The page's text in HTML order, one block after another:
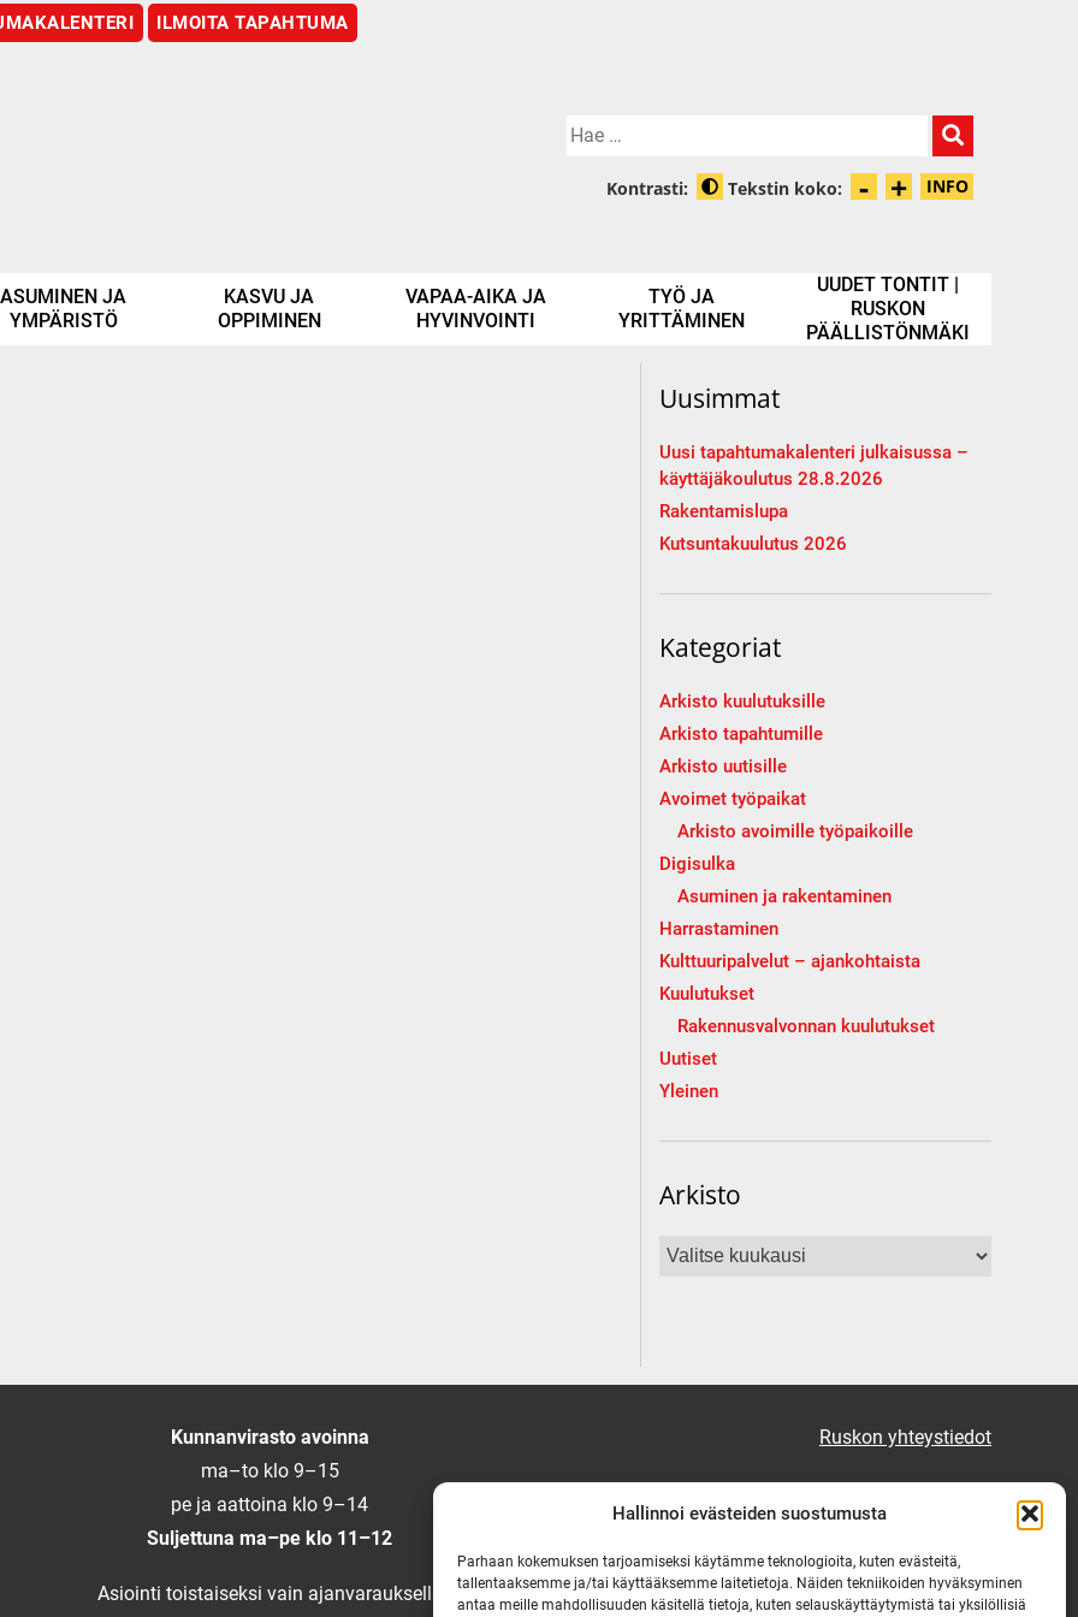
Hallinnoi evästeiden suostumusta
Parhaan kokemuksen tarjoamiseksi käytämme teknologioita, kuten evästeitä,
tallentaaksemme ja/tai käyttääksemme laitetietoja. Näiden tekniikoiden hyväksyminen
antaa meille mahdollisuuden käsitellä tietoja, kuten selauskäyttäytymistä tai yksilöllisiä
ILMOITA TAPAHTUMA
Hae:
Kontrasti: Muuta kontrastia
Tekstin koko: -Pienennä
+Suurenna
INFO
ASUMINEN JA
YMPÄRISTÖ
KASVU JA
OPPIMINEN
VAPAA-AIKA JA
HYVINVOINTI
TYÖ JA
YRITTÄMINEN
UUDET TONTIT |
RUSKON
PÄÄLLISTÖNMÄKI
Uusimmat
Uusi tapahtumakalenteri julkaisussa –
käyttäjäkoulutus 28.8.2026
Rakentamislupa
Kutsuntakuulutus 2026
Kategoriat
Arkisto kuulutuksille
Arkisto tapahtumille
Arkisto uutisille
Avoimet työpaikat
Arkisto avoimille työpaikoille
Digisulka
Asuminen ja rakentaminen
Harrastaminen
Kulttuuripalvelut – ajankohtaista
Kuulutukset
Rakennusvalvonnan kuulutukset
Uutiset
Yleinen
Arkisto
Arkisto
Kunnanvirasto avoinna
ma–to klo 9–15
pe ja aattoina klo 9–14
Suljettuna ma–pe klo 11–12
Asiointi toistaiseksi vain ajanvarauksella
Ruskon yhteystiedot
puh. 0444 333 555